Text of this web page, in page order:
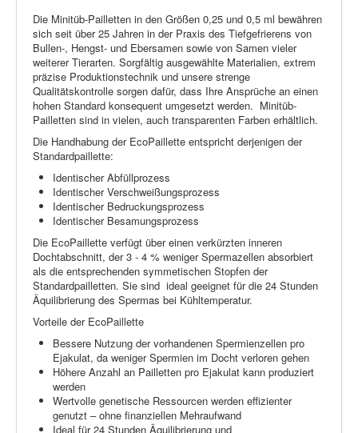
Die Minitüb-Pailletten in den Größen 0,25 und 0,5 ml bewähren
sich seit über 25 Jahren in der Praxis des Tiefgefrierens von
Bullen-, Hengst- und Ebersamen sowie von Samen vieler
weiterer Tierarten. Sorgfältig ausgewählte Materialien, extrem
präzise Produktionstechnik und unsere strenge
Qualitätskontrolle sorgen dafür, dass Ihre Ansprüche an einen
hohen Standard konsequent umgesetzt werden. Minitüb-
Pailletten sind in vielen, auch transparenten Farben erhältlich.
Die Handhabung der EcoPaillette entspricht derjenigen der
Standardpaillette:
Identischer Abfüllprozess
Identischer Verschweißungsprozess
Identischer Bedruckungsprozess
Identischer Besamungsprozess
Die EcoPaillette verfügt über einen verkürzten inneren
Dochtabschnitt, der 3 - 4 % weniger Spermazellen absorbiert
als die entsprechenden symmetischen Stopfen der
Standardpailletten. Sie sind ideal geeignet für die 24 Stunden
Äquilibrierung des Spermas bei Kühltemperatur.
Vorteile der EcoPaillette
Bessere Nutzung der vorhandenen Spermienzellen pro
Ejakulat, da weniger Spermien im Docht verloren gehen
Höhere Anzahl an Pailletten pro Ejakulat kann produziert
werden
Wertvolle genetische Ressourcen werden effizienter
genutzt – ohne finanziellen Mehraufwand
Ideal für 24 Stunden Äquilibrierung und